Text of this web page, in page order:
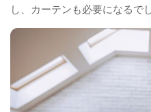
し、カーテンも必要になるで